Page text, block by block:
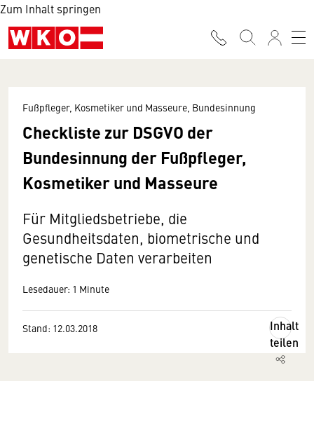
Zum Inhalt springen
Fußpfleger, Kosmetiker und Masseure, Bundesinnung
Checkliste zur DSGVO der
Bundesinnung der Fußpfleger,
Kosmetiker und Masseure
Für Mitgliedsbetriebe, die
Gesundheitsdaten, biometrische und
genetische Daten verarbeiten
Lesedauer: 1 Minute
Stand: 12.03.2018
Inhalt
teilen